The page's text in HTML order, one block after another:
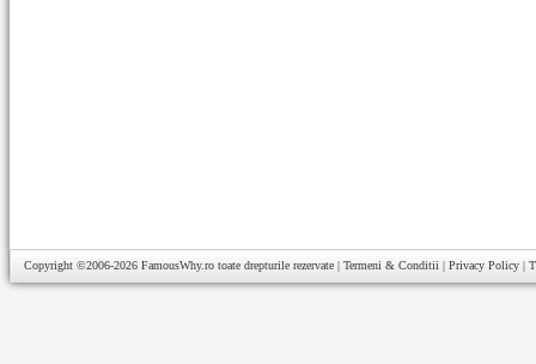
Copyright ©2006-2026 FamousWhy.ro toate drepturile rezervate | Termeni & Conditii | Privacy Policy |